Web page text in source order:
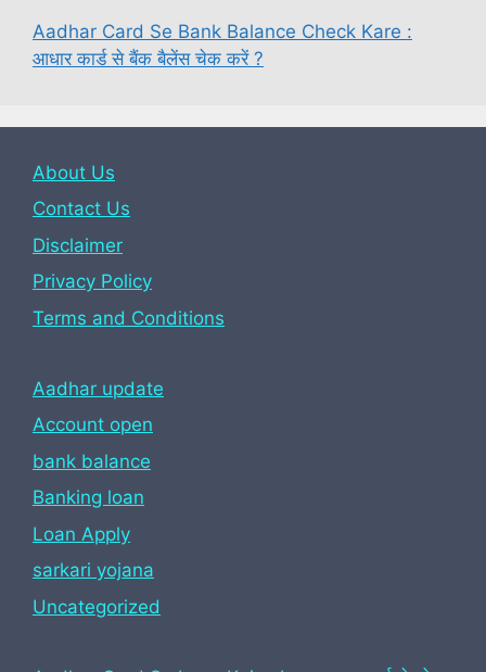
Aadhar Card Se Bank Balance Check Kare :
आधार कार्ड से बैंक बैलेंस चेक करें ?
About Us
Contact Us
Disclaimer
Privacy Policy
Terms and Conditions
Aadhar update
Account open
bank balance
Banking loan
Loan Apply
sarkari yojana
Uncategorized